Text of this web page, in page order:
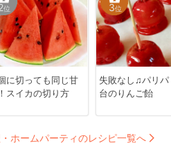
位
に切っても同じ甘
スイカの切り方
3位
失敗なし♫パリ
台のりんご飴
ホームパーティのレシピ一覧へ